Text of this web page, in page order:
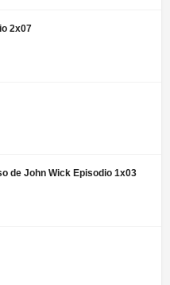
2x07
de John Wick Episodio 1x03